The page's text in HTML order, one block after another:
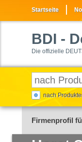
Startseite
BDI -
Die offizielle
nach
Firmenprofil